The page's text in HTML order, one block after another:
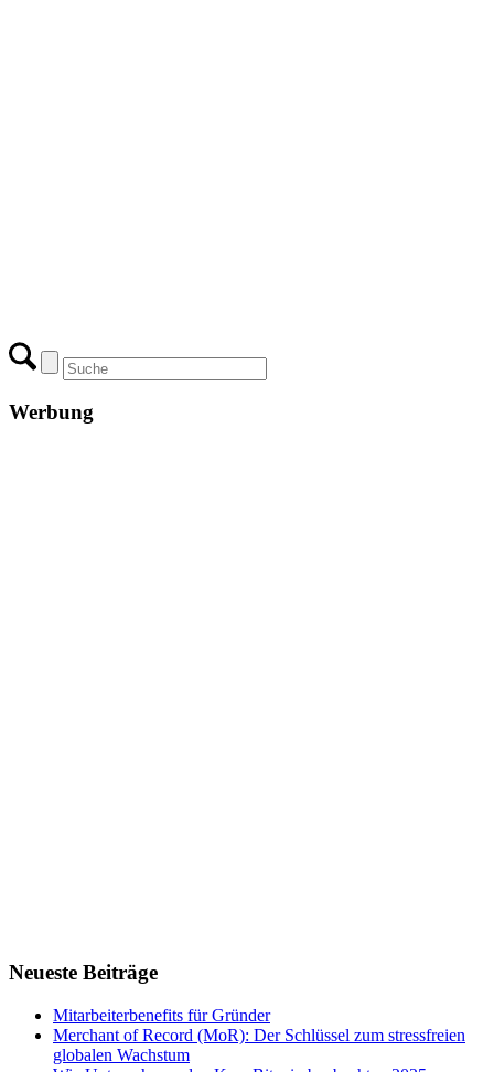
Werbung
Neueste Beiträge
Mitarbeiterbenefits für Gründer
Merchant of Record (MoR): Der Schlüssel zum stressfreien
globalen Wachstum